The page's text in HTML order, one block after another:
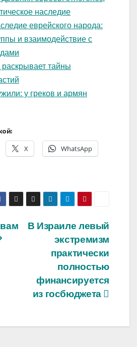
наследие
еврейского народа:
и взаимодействие с
тайны
у греков и армян
X WhatsApp
В Израиле левый
экстремизм
практически
полностью
финансируется
из госбюджета